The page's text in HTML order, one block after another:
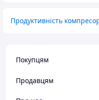
Продуктивність
Покупцям
Продавцям